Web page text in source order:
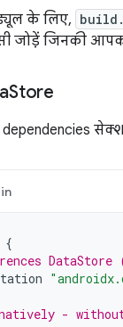
के लिए,
जोड़ें जिनकी
Store
{
DataStore
- without